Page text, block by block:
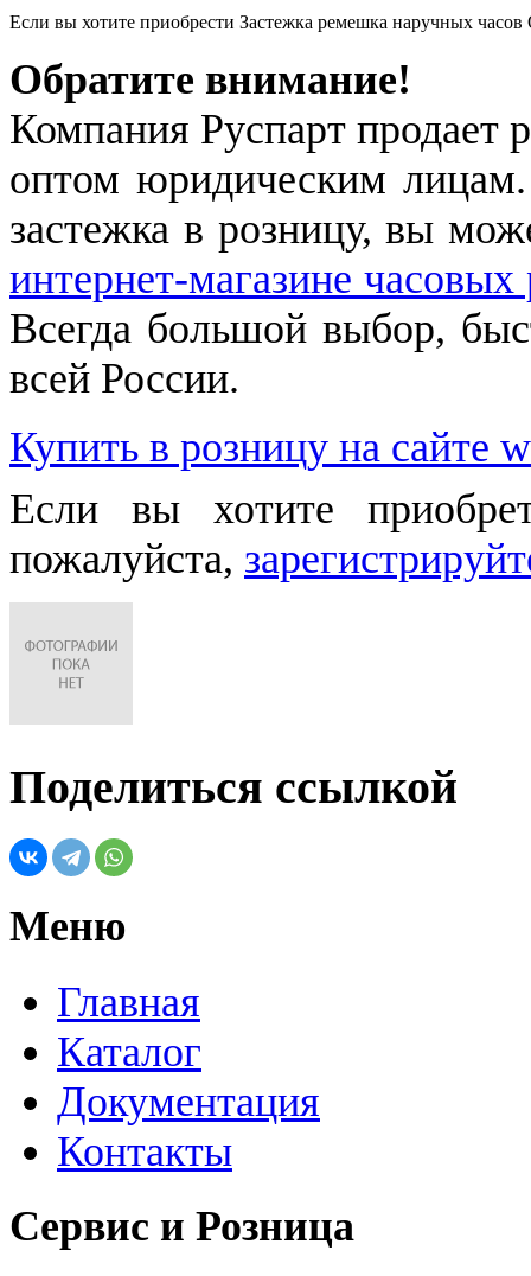
Если вы хотите приобрести Застежка ремешка наручных
Обратите внимание!
Компания Руспарт продает
оптом юридическим
застежка в розницу, вы
интернет-магазине
Всегда большой выбор,
всей России.
Купить в розницу на сайте
Если вы хотите
пожалуйста,
Поделиться ссылкой
Меню
Главная
Каталог
Документация
Контакты
Сервис и Розница